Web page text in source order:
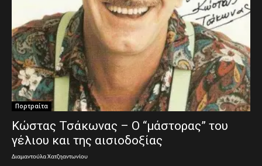
Πορτραίτα
Κώστας Τσάκωνας – Ο “μάστορας” του
γέλιου και της αισιοδοξίας
Διαμαντούλα Χατζηαντωνίου